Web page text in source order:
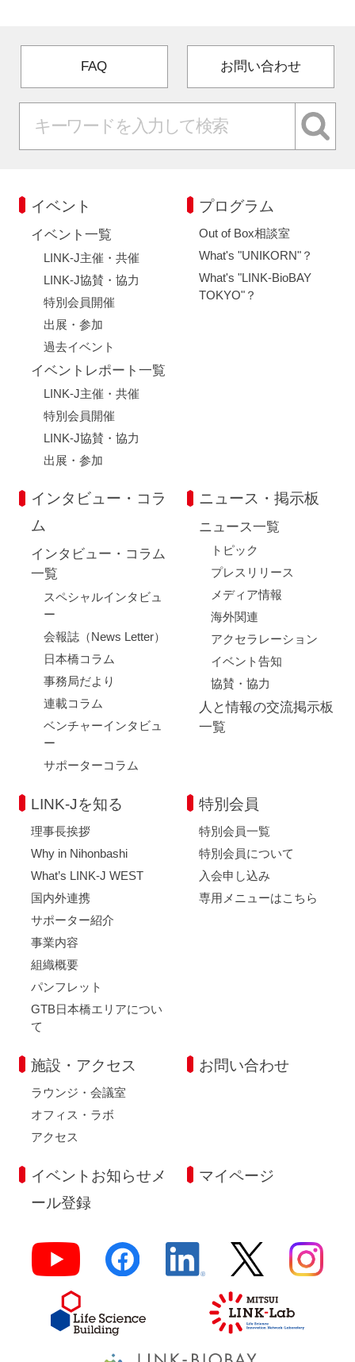
FAQ お問い合わせ
イベント
イベント一覧
LINK-J主催・共催
LINK-J協賛・協力
特別会員開催
出展・参加
過去イベント
イベントレポート一覧
LINK-J主催・共催
特別会員開催
LINK-J協賛・協力
出展・参加
プログラム
Out of Box相談室
What's "UNIKORN"？
What's "LINK-BioBAY
TOKYO"？
インタビュー・コラ
ム
インタビュー・コラム
一覧
スペシャルインタビュ
ー
会報誌（News Letter）
日本橋コラム
事務局だより
連載コラム
ベンチャーインタビュ
ー
サポーターコラム
ニュース・掲示板
ニュース一覧
トピック
プレスリリース
メディア情報
海外関連
アクセラレーション
イベント告知
協賛・協力
人と情報の交流掲示板
一覧
LINK-Jを知る
理事長挨拶
Why in Nihonbashi
What’s LINK-J WEST
国内外連携
サポーター紹介
事業内容
組織概要
パンフレット
GTB日本橋エリアについ
て
特別会員
特別会員一覧
特別会員について
入会申し込み
専用メニューはこちら
施設・アクセス
ラウンジ・会議室
オフィス・ラボ
アクセス
お問い合わせ
イベントお知らせメ
ール登録
マイページ